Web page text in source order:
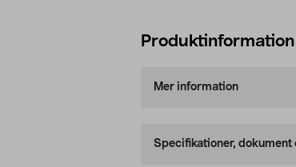
Produktinformation
Mer information
Specifikationer, dokument